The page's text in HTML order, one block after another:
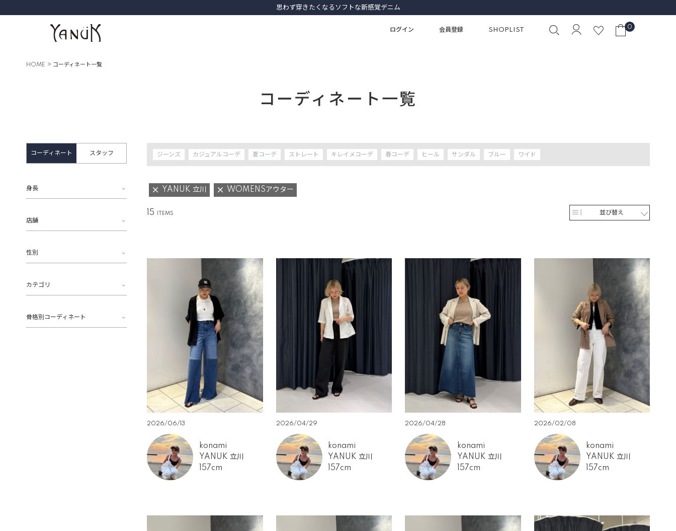
ログイン 会員登録 SHOPLIST 0
HOME コーディネート一覧
コーディネート一覧
コーディネート スタッフ
身長
店舗
性別
カテゴリ
骨格別コーディネート
ジーンズ カジュアルコーデ 夏コーデ ストレート キレイメコーデ 春コーデ ヒール サンダル ブルー ワイド
YANUK 立川 WOMENSアウター
並び替え
15
2026/06/13
konami
YANUK 立川
157cm
2026/04/29
konami
YANUK 立川
157cm
2026/04/28
konami
YANUK 立川
157cm
2026/02/08
konami
YANUK 立川
157cm